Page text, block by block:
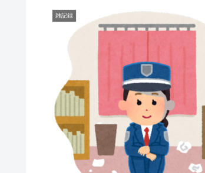
雑記録